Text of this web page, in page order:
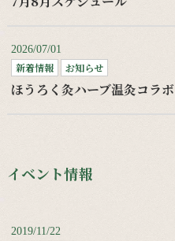
2026/07/01
新着情報 お知らせ
ほうろく灸ハーブ温灸コラ
イベント情報
2019/11/22